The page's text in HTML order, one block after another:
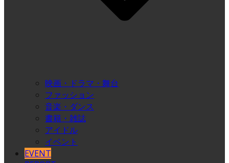
映画・ドラマ・舞台
ファッション
音楽・ダンス
書籍・雑誌
アイドル
イベント
EVENT